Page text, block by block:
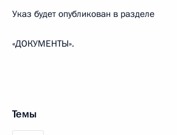
Указ будет опубликован в разделе
«ДОКУМЕНТЫ».
Темы